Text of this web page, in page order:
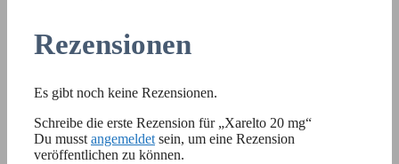
Rezensionen
Es gibt noch keine Rezensionen.
Schreibe die erste Rezension für „Xarelto 20 mg“
Du musst angemeldet sein, um eine Rezension
veröffentlichen zu können.